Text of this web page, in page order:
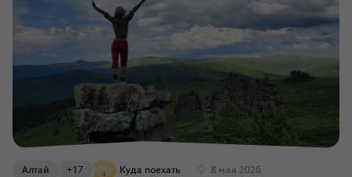
Куда поехать
+17
Алтай 8 мая 2026